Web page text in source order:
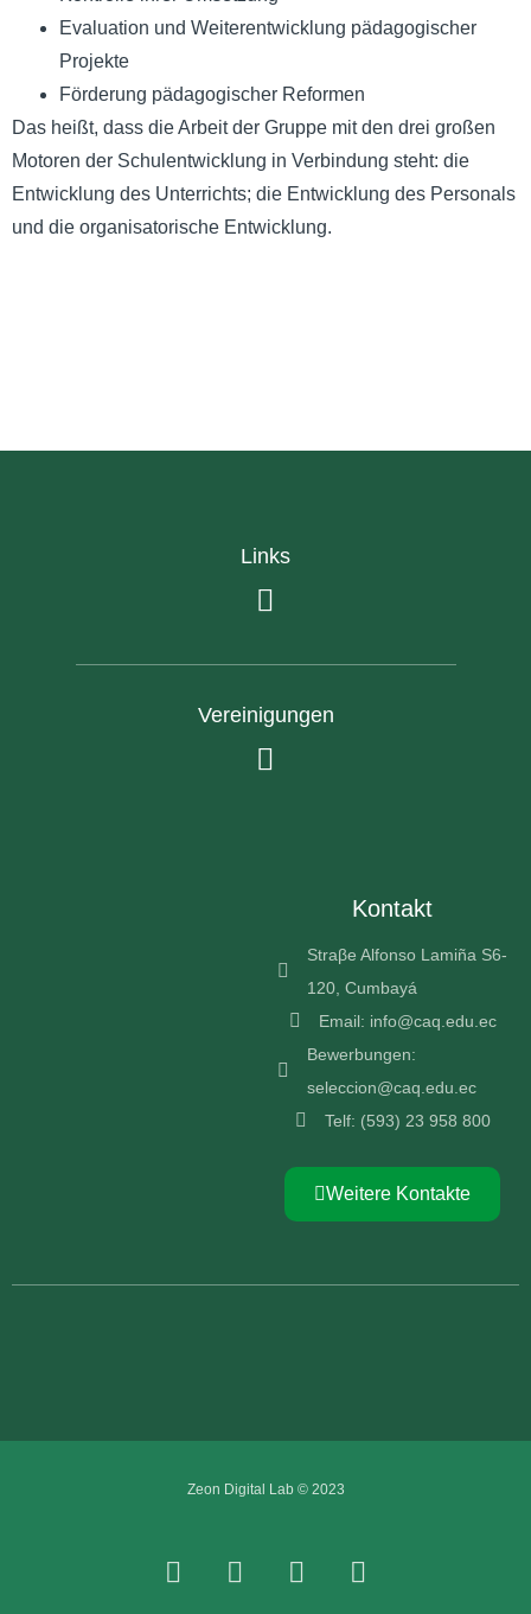
Evaluation und Weiterentwicklung pädagogischer
Projekte
Förderung pädagogischer Reformen
Das heißt, dass die Arbeit der Gruppe mit den drei großen
Motoren der Schulentwicklung in Verbindung steht: die
Entwicklung des Unterrichts; die Entwicklung des Personals
und die organisatorische Entwicklung.
Links
Vereinigungen
Kontakt
Straβe Alfonso Lamiña S6-
120, Cumbayá
Email: info@caq.edu.ec
Bewerbungen:
seleccion@caq.edu.ec
Telf: (593) 23 958 800
Weitere Kontakte
Zeon Digital Lab© 2023